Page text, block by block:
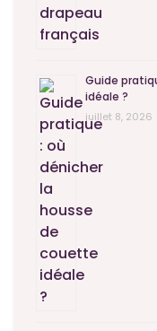
Guide
idéale ?
juillet 8, 2026